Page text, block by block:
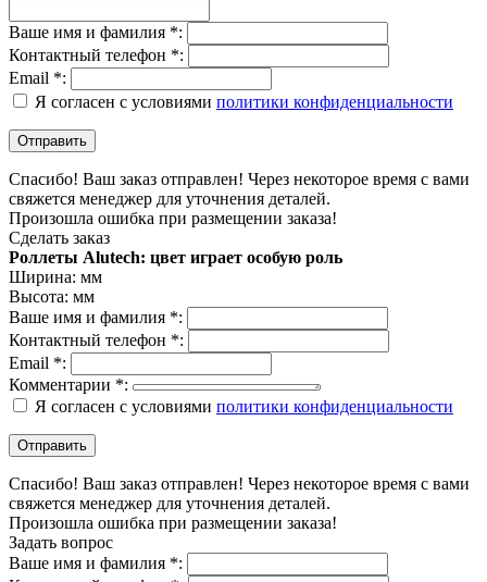
Ваше имя и фамилия *:
Контактный телефон *:
Email *:
Я согласен с условиями политики конфиденциальности
Спасибо! Ваш заказ отправлен! Через некоторое время с вами
свяжется менеджер для уточнения деталей.
Произошла ошибка при размещении заказа!
Сделать заказ
Роллеты Alutech: цвет играет особую роль
Ширина: мм
Высота: мм
Ваше имя и фамилия *:
Контактный телефон *:
Email *:
Комментарии *:
Я согласен с условиями политики конфиденциальности
Спасибо! Ваш заказ отправлен! Через некоторое время с вами
свяжется менеджер для уточнения деталей.
Произошла ошибка при размещении заказа!
Задать вопрос
Ваше имя и фамилия *: